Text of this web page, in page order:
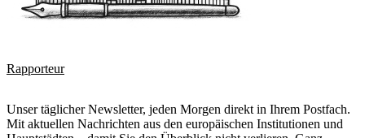
Rapporteur
Unser täglicher Newsletter, jeden Morgen direkt in Ihrem Postfach.
Mit aktuellen Nachrichten aus den europäischen Institutionen und